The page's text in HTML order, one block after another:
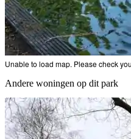
Unable to load map. Please check
Andere woningen op dit park